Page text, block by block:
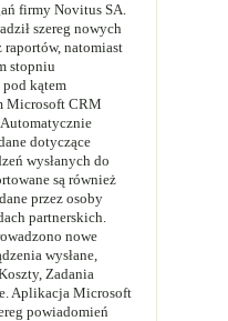
firmy Novitus SA.
szereg nowych
natomiast
stopniu
kątem
Microsoft CRM
Automatycznie
dotyczące
wysłanych do
są również
przez osoby
partnerskich.
nowe
wysłane,
Zadania
Aplikacja Microsoft
powiadomień